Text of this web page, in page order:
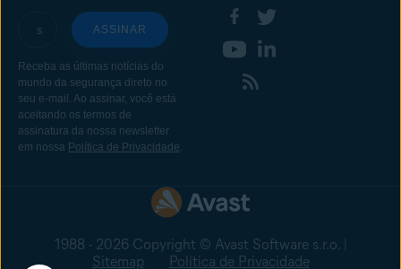
1988 - 2026 Copyright © Avast Software s.r.o. |
Sitemap
Política de Privacidade